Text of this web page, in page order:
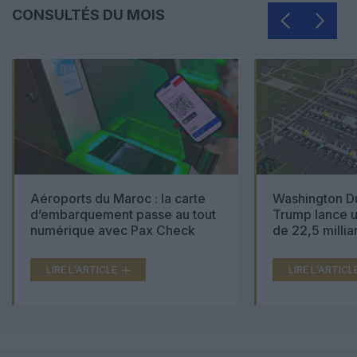
CONSULTÉS DU MOIS
Aéroports du Maroc : la carte
d’embarquement passe au tout
numérique avec Pax Check
LIRE L'ARTICLE
Washington
Trump lance
de 22,5
LIRE